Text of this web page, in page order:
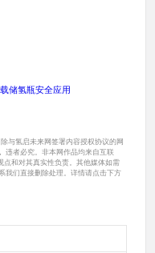
储氢瓶安全应用
与氢启未来网签署内容授权协议的网
违者必究。非本网作品均来自互联
点和对其真实性负责。其他媒体如需
我们直接删除处理。详情请点击下方